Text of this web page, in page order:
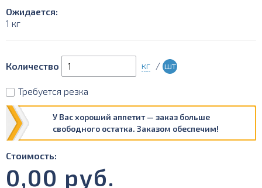
Ожидается:
1 кг
Количество кг / шт
Требуется резка
У Вас хороший аппетит — заказ больше
свободного остатка. Заказом обеспечим!
Стоимость:
0,00 руб.